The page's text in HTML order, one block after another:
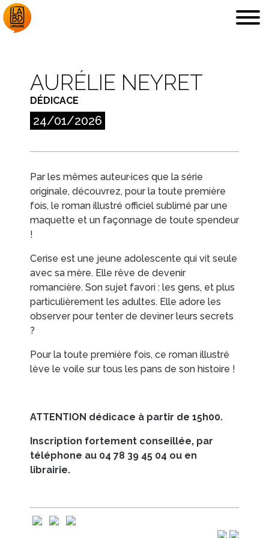
LA LIBRAIRIE
COUPS DE CŒUR ARCHIVES
EN IMAGES CONTACTS/ACCÈS
AURÉLIE NEYRET
DÉDICACE
24/01/2026
Par les mêmes auteur·ices que la série
originale, découvrez, pour la toute première
fois, le roman illustré officiel sublimé par une
maquette et un façonnage de toute spendeur
!
Cerise est une jeune adolescente qui vit seule
avec sa mère. Elle rêve de devenir
romancière. Son sujet favori : les gens, et plus
particulièrement les adultes. Elle adore les
observer pour tenter de deviner leurs secrets
?
Pour la toute première fois, ce roman illustré
lève le voile sur tous les pans de son histoire !
ATTENTION dédicace à partir de 15h00.
Inscription fortement conseillée, par
téléphone au 04 78 39 45 04 ou en
librairie.